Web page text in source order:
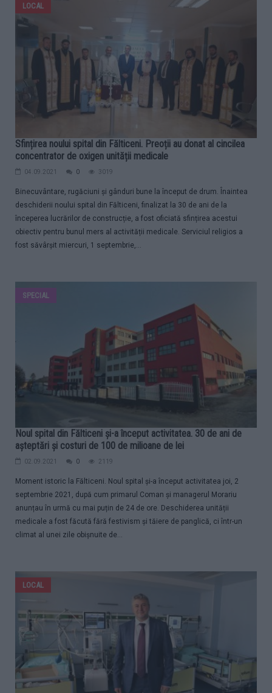
LOCAL
Sfințirea noului spital din Fălticeni. Preoții au donat al cincilea
concentrator de oxigen unității medicale
04.09.2021 0 3019
Binecuvântare, rugăciuni și gânduri bune la început de drum. Înaintea
deschiderii noului spital din Fălticeni, finalizat la 30 de ani de la
începerea lucrărilor de construcție, a fost oficiată sfințirea acestui
obiectiv pentru bunul mers al activității medicale. Serviciul religios a
fost săvârșit miercuri, 1 septembrie,...
SPECIAL
Noul spital din Fălticeni și-a început activitatea. 30 de ani de
așteptări și costuri de 100 de milioane de lei
02.09.2021 0 2119
Moment istoric la Fălticeni. Noul spital și-a început activitatea joi, 2
septembrie 2021, după cum primarul Coman și managerul Morariu
anunțau în urmă cu mai puțin de 24 de ore. Deschiderea unității
medicale a fost făcută fără festivism și tăiere de panglică, ci într-un
climat al unei zile obișnuite de...
LOCAL